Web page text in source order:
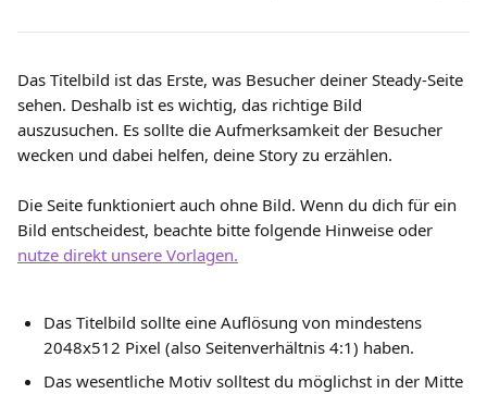
Das Titelbild ist das Erste, was Besucher deiner Steady-Seite
sehen. Deshalb ist es wichtig, das richtige Bild
auszusuchen. Es sollte die Aufmerksamkeit der Besucher
wecken und dabei helfen, deine Story zu erzählen.
Die Seite funktioniert auch ohne Bild. Wenn du dich für ein
Bild entscheidest, beachte bitte folgende Hinweise oder
nutze direkt unsere Vorlagen.
Das Titelbild sollte eine Auflösung von mindestens
2048x512 Pixel (also Seitenverhältnis 4:1) haben.
Das wesentliche Motiv solltest du möglichst in der Mitte